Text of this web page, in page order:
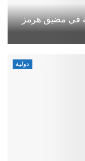
في مضيق هرمز
دولية